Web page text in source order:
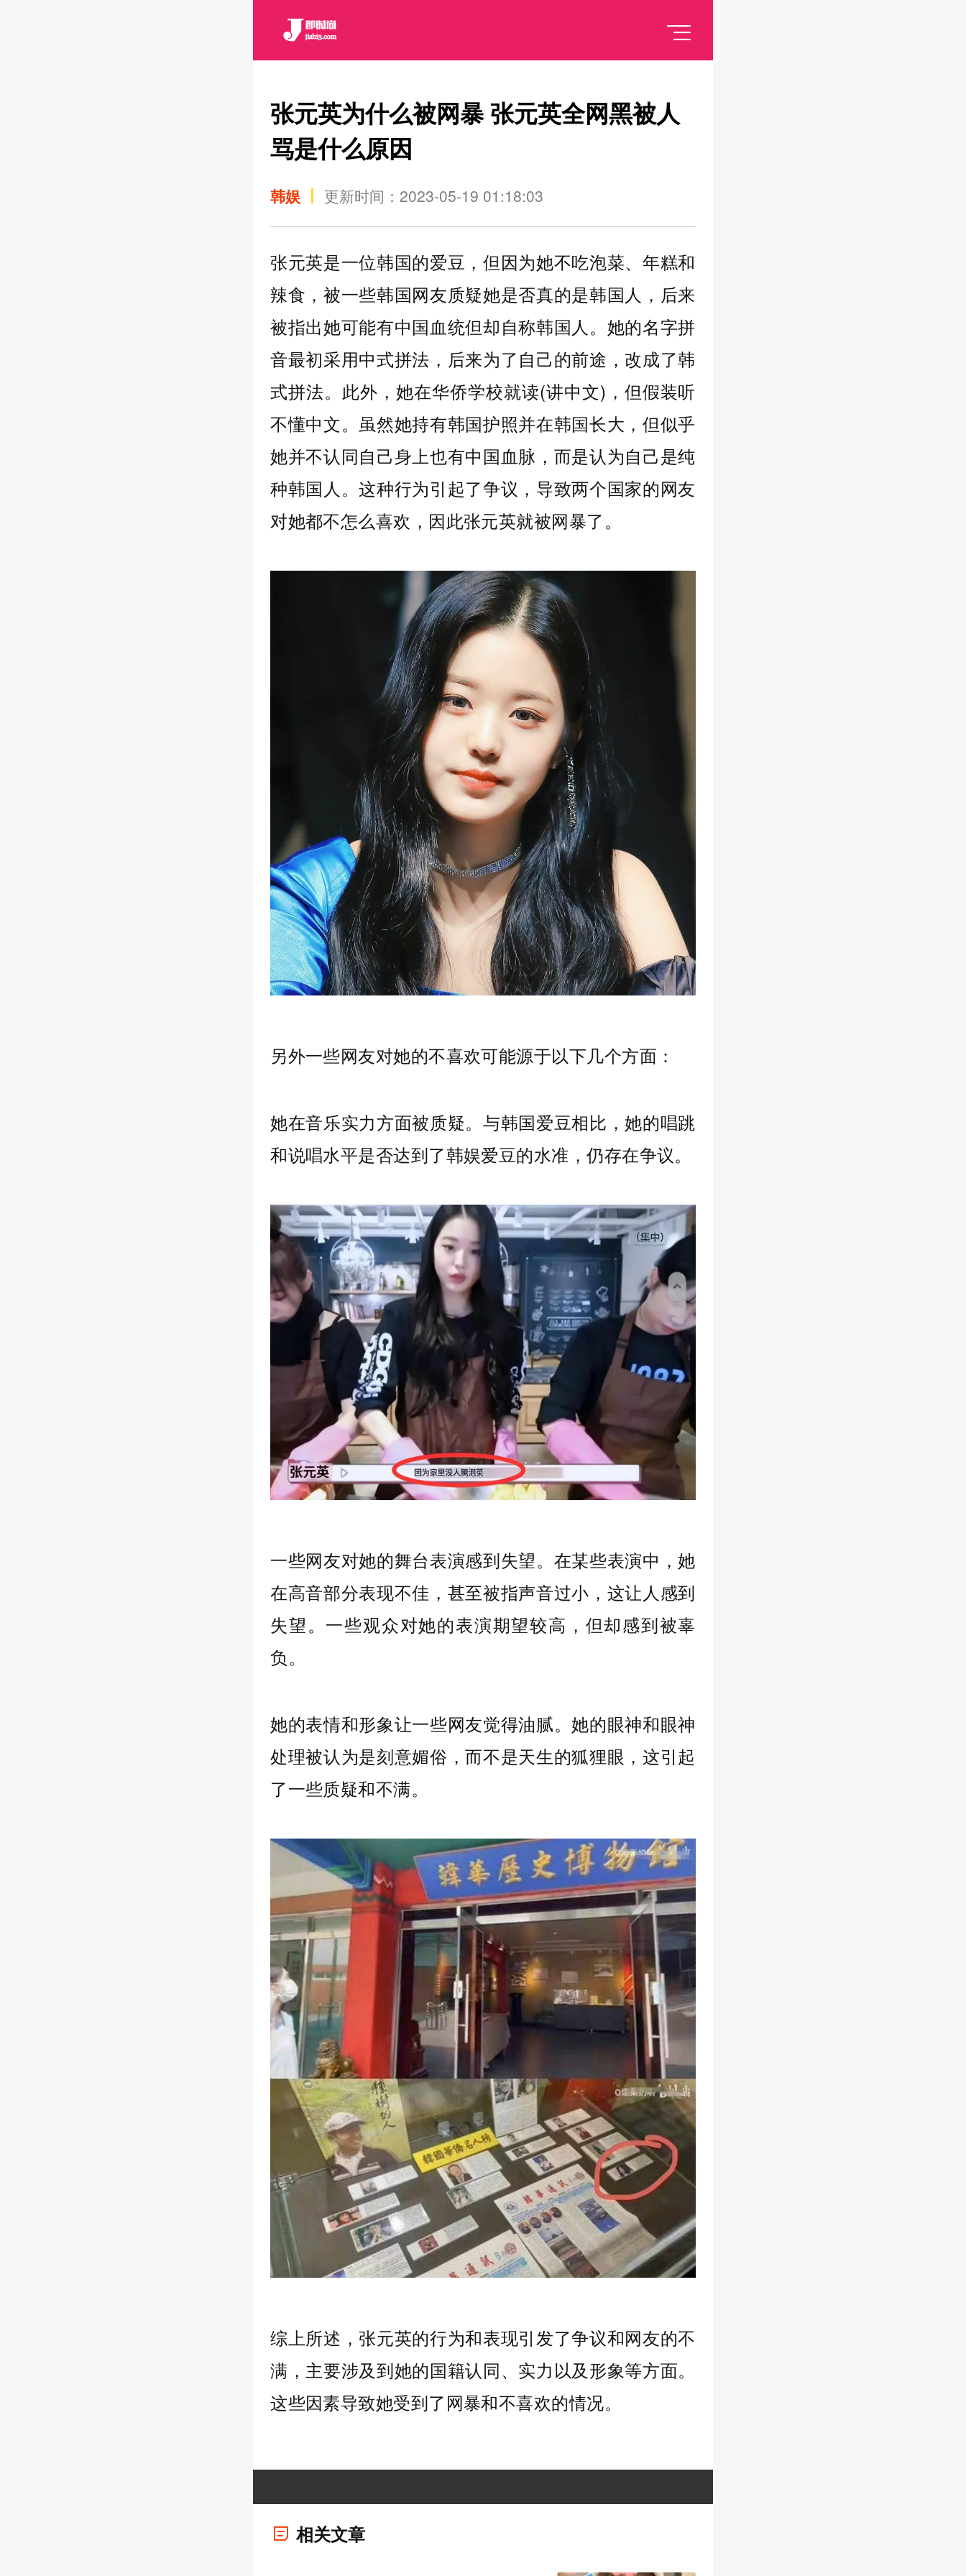
张元英为什么被网暴 张元英全网黑被人
骂是什么原因
韩娱 更新时间：2023-05-19 01:18:03
张元英是一位韩国的爱豆，但因为她不吃泡菜、年糕和
辣食，被一些韩国网友质疑她是否真的是韩国人，后来
被指出她可能有中国血统但却自称韩国人。她的名字拼
音最初采用中式拼法，后来为了自己的前途，改成了韩
式拼法。此外，她在华侨学校就读(讲中文)，但假装听
不懂中文。虽然她持有韩国护照并在韩国长大，但似乎
她并不认同自己身上也有中国血脉，而是认为自己是纯
种韩国人。这种行为引起了争议，导致两个国家的网友
对她都不怎么喜欢，因此张元英就被网暴了。
另外一些网友对她的不喜欢可能源于以下几个方面：
她在音乐实力方面被质疑。与韩国爱豆相比，她的唱跳
和说唱水平是否达到了韩娱爱豆的水准，仍存在争议。
一些网友对她的舞台表演感到失望。在某些表演中，她
在高音部分表现不佳，甚至被指声音过小，这让人感到
失望。一些观众对她的表演期望较高，但却感到被辜
负。
她的表情和形象让一些网友觉得油腻。她的眼神和眼神
处理被认为是刻意媚俗，而不是天生的狐狸眼，这引起
了一些质疑和不满。
综上所述，张元英的行为和表现引发了争议和网友的不
满，主要涉及到她的国籍认同、实力以及形象等方面。
这些因素导致她受到了网暴和不喜欢的情况。
相关文章